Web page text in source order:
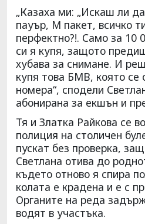
„Казаха ми: „Искаш ли
пауър, M пакет, всичко
перфектно?!. Само за 10
си я купя, защото
хубава за снимане. И
купя това БМВ, която се
номера“, сподели
абонирана за екшън и
Тя и Златка Райкова се
полиция на столичен
пускат без проверка,
Светлана отива до
където отново я спира
колата е крадена и е с
Органите на реда
водят в участъка.